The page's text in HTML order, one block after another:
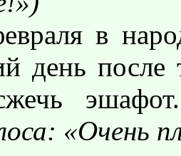
в
день после
«Очень